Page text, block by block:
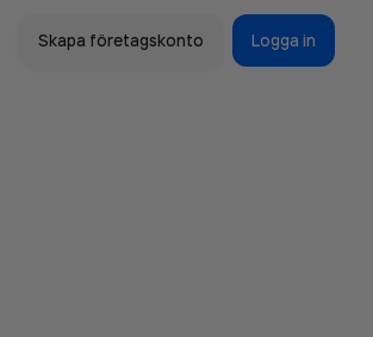
Skapa företagskonto Logga in